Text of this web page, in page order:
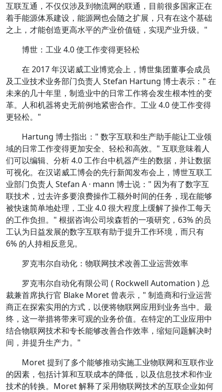
互联互通，不仅仅涉及到物流网的联通，目前很多国家正在
着手能源体系建设，能源网也会随之扩展，只有在这个基础
之上，才能创造更高水平的产业价值链，实现产业升级。"
博世：工业 4.0 使工作变得更轻松
在 2017 年汉诺威工业博览会上，博世集团董事会成员
及工业技术业务部门负责人 Stefan Hartung 博士表示：" 在
未来的几十年里，制造业中的日常工作将会发生根本性的变
革。人和机器将史无前例地紧密合作。工业 4.0 使工作变得
更轻松。"
Hartung 博士指出：" 数字互联和生产助手能让工业领
域的日常工作变得更加安全、轻松和高效。" 互联意味着人
们可以编辑、分析 4.0 工作台中机器产生的数据，并让数据
可视化。在汉诺威工博会的先行新闻发布会上，博世互联工
业部门负责人 Stefan A · mann 博士说：" 因为有了数字互
联技术，过去许多要浪费操作工额外时间的任务，现在能够
被快速简单地处理，工业 4.0 很大程度上缓解了操作工每天
的工作负担。" 根据咨询公司埃森哲的一项研究，63% 的员
工认为日益发展的数字互联有助于提升工作环境，而只有
6% 的人持相反意见。
罗克韦尔自动化：物联网技术改善工业运营效率
罗克韦尔自动化有限公司 ( Rockwell Automation ) 总
裁兼首席执行官 Blake Moret 曾表示，" 制造商和行业运营
商正在探索实用的方式，以便将物联网应用到业务当中。最
终，这一举措将带来可观的业务价值。在特定的工业应用中
结合物联网技术和专长能够改善合作效率，缩短问题解决时
间，并提升生产力。"
Moret 提到了多个能够推动实施工业物联网和互联作业
的因素，包括计算和互联成本的降低，以及信息技术和作业
技术的转换。Moret 解释了采用物联网技术的互联企业如何